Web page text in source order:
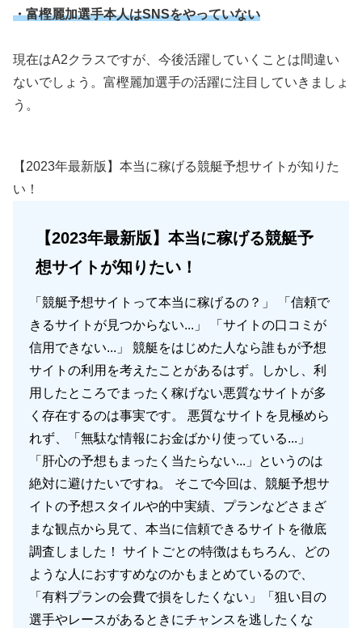
・富樫麗加選手本人はSNSをやっていない
現在はA2クラスですが、今後活躍していくことは間違い
ないでしょう。富樫麗加選手の活躍に注目していきましょ
う。
【2023年最新版】本当に稼げる競艇予想サイトが知りた
い！
【2023年最新版】本当に稼げる競艇予
想サイトが知りたい！
「競艇予想サイトって本当に稼げるの？」 「信頼で
きるサイトが見つからない...」 「サイトの口コミが
信用できない...」 競艇をはじめた人なら誰もが予想
サイトの利用を考えたことがあるはず。しかし、利
用したところでまったく稼げない悪質なサイトが多
く存在するのは事実です。 悪質なサイトを見極めら
れず、「無駄な情報にお金ばかり使っている...」
「肝心の予想もまったく当たらない...」というのは
絶対に避けたいですね。 そこで今回は、競艇予想サ
イトの予想スタイルや的中実績、プランなどさまざ
まな観点から見て、本当に信頼できるサイトを徹底
調査しました！ サイトごとの特徴はもちろん、どの
ような人におすすめなのかもまとめているので、
「有料プランの会費で損をしたくない」「狙い目の
選手やレースがあるときにチャンスを逃したくな